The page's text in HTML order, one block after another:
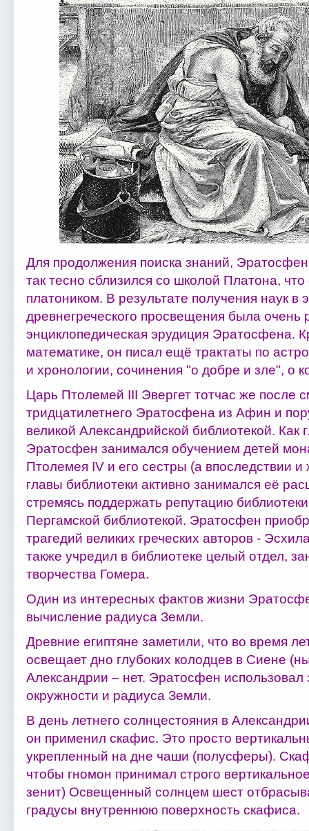
Для продолжения поиска знаний,
так тесно сблизился со школой Платона,
платоником. В результате получения наук в
древнегреческого просвещения была очень
энциклопедическая эрудиция Эратосфена.
математике, он писал ещё трактаты по
и хронологии, сочинения "о добре и зле", о
Царь Птолемей III Эвергет тотчас же после
тридцатилетнего Эратосфена из Афин и
великой Александрийской библиотекой. Как
Эратосфен занимался обучением детей
Птолемея IV и его сестры (а впоследствии
главы библиотеки активно занимался её
стремясь поддержать репутацию
Пергамской библиотекой. Эратосфен
трагедий великих греческих авторов -
также учредил в библиотеке целый отдел,
творчества Гомера.
Один из интересных фактов жизни
вычисление радиуса Земли.
Древние египтяне заметили, что во время
освещает дно глубоких колодцев в Сиене
Александрии – нет. Эратосфен использовал
окружности и радиуса Земли.
В день летнего солнцестояния в
он применил скафис. Это просто
укрепленный на дне чаши (полусферы).
чтобы гномон принимал строго
зенит) Освещенный солнцем шест
градусы внутреннюю поверхность скафиса.